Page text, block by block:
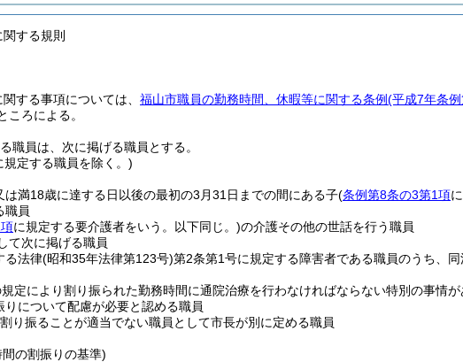
する規則
する事項については、 福山市職員の勤務時間、休暇等に関する条例(平成7年条
ころによる。
職員は、次に掲げる職員とする。
規定する職員を除く。)
満18歳に達する日以後の最初の3月31日までの間にある子(条例第8条の3第1項
職員
に規定する要介護者をいう。以下同じ。)の介護その他の世話を行う職員
て次に掲げる職員
る法律(昭和35年法律第123号)第2条第1号に規定する障害者である職員のうち、
定により割り振られた勤務時間に通院治療を行わなければならない特別の事情
について配慮が必要と認める職員
り振ることが適当でない職員として市長が別に定める職員
の割振りの基準)